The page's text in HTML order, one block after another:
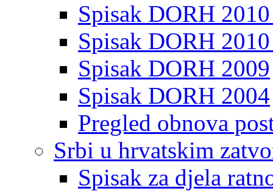
Spisak DORH
Spisak DORH
Spisak DORH 2009
Spisak DORH 2004
Pregled obnova
Srbi u hrvatskim
Spisak za djela